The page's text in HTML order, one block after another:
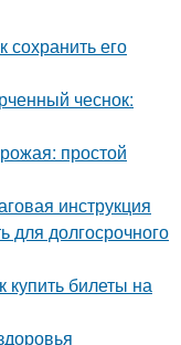
сохранить его
чеснок:
простой
инструкция
для долгосрочного
билеты на